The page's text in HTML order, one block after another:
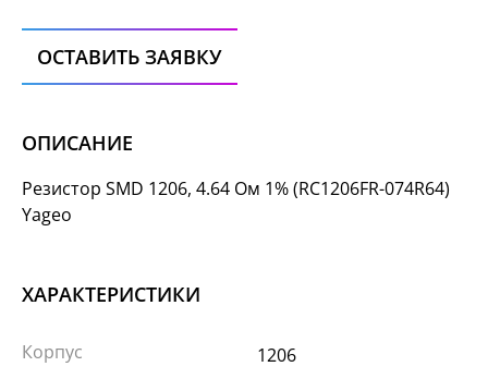
ОСТАВИТЬ ЗАЯВКУ
ОПИСАНИЕ
Резистор SMD 1206, 4.64 Ом 1% (RC1206FR-074R64)
Yageo
ХАРАКТЕРИСТИКИ
Корпус 1206